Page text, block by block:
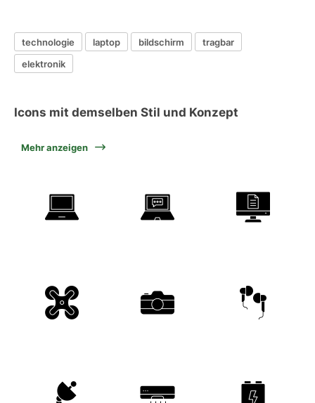
technologie laptop bildschirm
tragbar
elektronik
Icons mit demselben Stil und Konzept
Mehr anzeigen